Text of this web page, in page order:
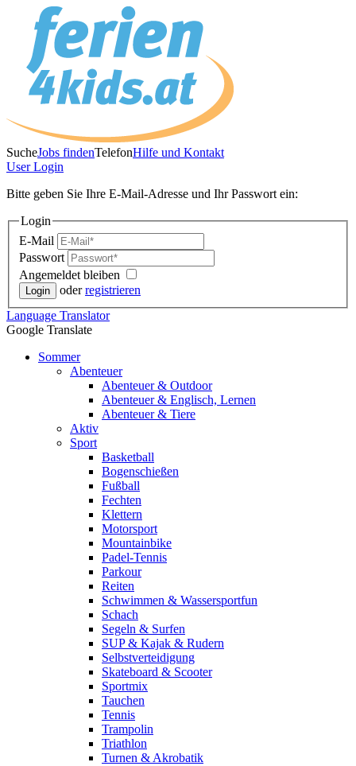
SucheJobs findenTelefonHilfe und Kontakt
UserLogin
Bitte geben Sie Ihre E-Mail-Adresse und Ihr Passwort ein:
Login
E-Mail
Passwort
Angemeldet bleiben
oderregistrieren
Language Translator
Google Translate
Sommer
Abenteuer
Abenteuer & Outdoor
Abenteuer & Englisch, Lernen
Abenteuer & Tiere
Aktiv
Sport
Basketball
Bogenschießen
Fußball
Fechten
Klettern
Motorsport
Mountainbike
Padel-Tennis
Parkour
Reiten
Schwimmen & Wassersportfun
Schach
Segeln & Surfen
SUP & Kajak & Rudern
Selbstverteidigung
Skateboard & Scooter
Sportmix
Tauchen
Tennis
Trampolin
Triathlon
Turnen & Akrobatik